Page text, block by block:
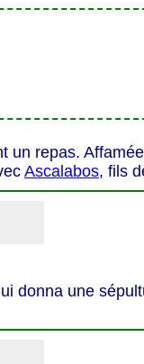
un repas.
Ascalabos, fils
donna une